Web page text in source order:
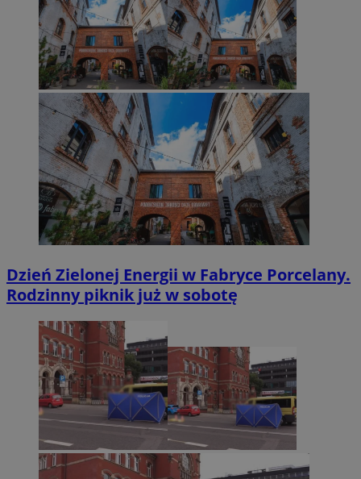
Dzień Zielonej Energii w Fabryce Porcelany.
Rodzinny piknik już w sobotę